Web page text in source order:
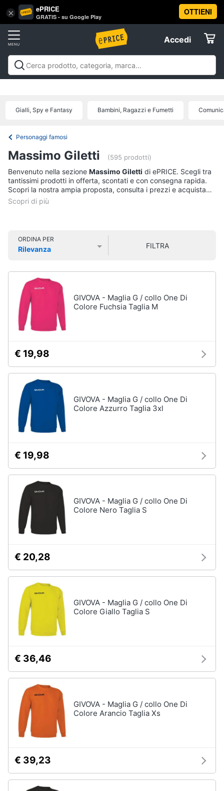
× ePRICE
GRATIS - su Google Play
OTTIENI
Accedi
Accedi
Registrati
Offerte
Tv
e
Home
Cinema
home
Audio
e
musica
Arredo
Brico
e
Giardinaggio
e
igiene
Beauty
Giocattoli
infanzia
Fotografia
Casalinghi
Abbigliamento
Sport
Animali
Motori
cd
dvd
Vai
al
Libri,
cd
e
Libri
e
Attualità,
politica
e
diritto
Libri
Arte,
Architettura
Vedi
tutti
Blu-
ray
Blu-
Ray
Musica
Classica
disney
DVD
Vedi
tutti
Cd
musicali
Colonne
Sonore
Musicali
Musica
Leggera
Jazz
Vedi
Personaggi
Me
contro
Te
Gialli, Spy e Fantasy Bambini, Ragazzi e Fumetti
Personaggi famosi
Massimo Giletti (595 prodotti)
Benvenuto nella sezione Massimo Giletti di ePRICE. Scegli tra
tantissimi prodotti in offerta, scontati e con consegna rapida.
Scopri la nostra ampia proposta, consulta i prezzi e acquista
comodamente online.
ORDINA PER
Rilevanza
FILTRA
GIVOVA - Maglia G / collo One Di
Colore Fuchsia Taglia M
€ 19,98
GIVOVA - Maglia G / collo One Di
Colore Azzurro Taglia 3xl
€ 19,98
GIVOVA - Maglia G / collo One Di
Colore Nero Taglia S
€ 20,28
GIVOVA - Maglia G / collo One Di
Colore Giallo Taglia S
€ 36,46
GIVOVA - Maglia G / collo One Di
Colore Arancio Taglia Xs
€ 39,23